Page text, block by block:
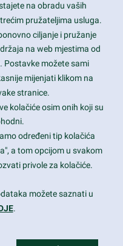
View, CA 94043
na obradu vaših
pružateljima usluga.
ciljanje i pružanje
na web mjestima od
Postavke možete sami
mijenjati klikom na
stranice.
kolačiće osim onih koji su
određeni tip kolačića
a tom opcijom u svakom
privole za kolačiće.
možete saznati u
.